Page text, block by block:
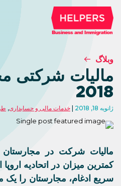
وبلاگ
مالیات شرکتی
2018
ژانویه 18, 2018 خدمات مالی و حسابداری,
کمترین میزان در اتحادیه
سریع ادغام، مجارستان را یک